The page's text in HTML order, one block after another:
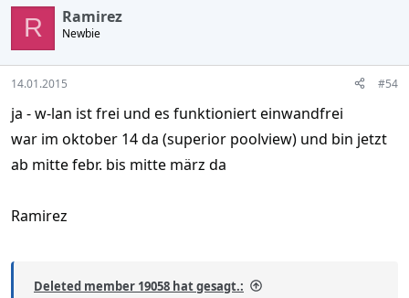
R Ramirez
Newbie
14.01.2015 #54
ja - w-lan ist frei und es funktioniert einwandfrei
war im oktober 14 da (superior poolview) und bin jetzt
ab mitte febr. bis mitte märz da
Ramirez
Deleted member 19058 hat gesagt.: